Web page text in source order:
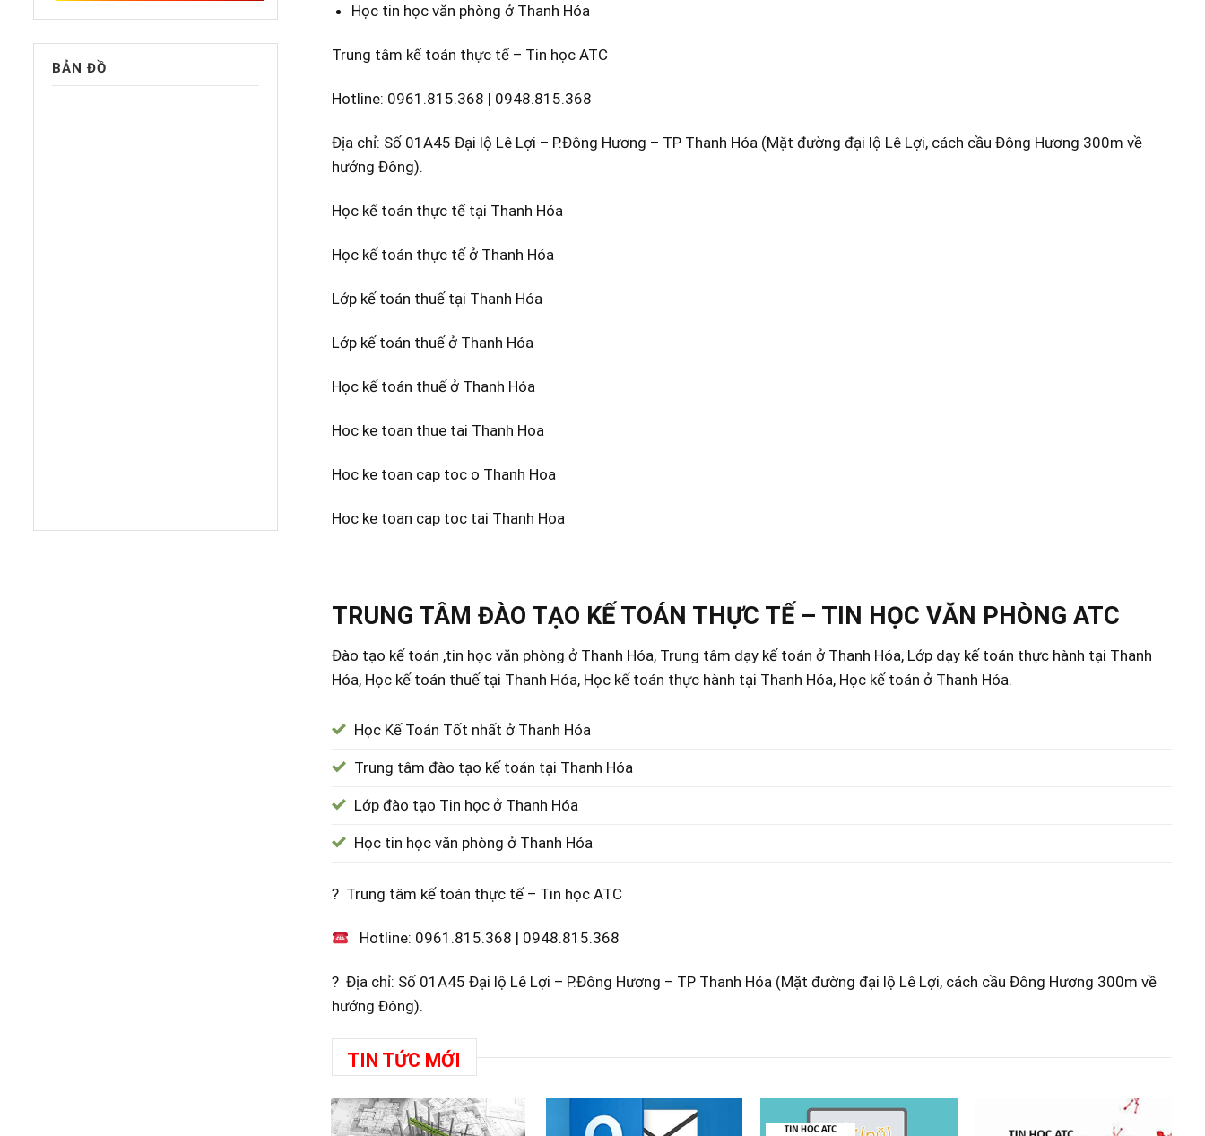
BẢN ĐỒ
Học tin học văn phòng ở Thanh Hóa
Trung tâm kế toán thực tế – Tin học ATC
Hotline: 0961.815.368 | 0948.815.368
Địa chỉ: Số 01A45 Đại lộ Lê Lợi – P.Đông Hương – TP Thanh Hóa (Mặt đường đại lộ Lê Lợi, cách cầu Đông Hương 300m về
hướng Đông).
Học kế toán thực tế tại Thanh Hóa
Học kế toán thực tế ở Thanh Hóa
Lớp kế toán thuế tại Thanh Hóa
Lớp kế toán thuế ở Thanh Hóa
Học kế toán thuế ở Thanh Hóa
Hoc ke toan thue tai Thanh Hoa
Hoc ke toan cap toc o Thanh Hoa
Hoc ke toan cap toc tai Thanh Hoa
TRUNG TÂM ĐÀO TẠO KẾ TOÁN THỰC TẾ – TIN HỌC VĂN PHÒNG ATC
Đào tạo kế toán ,tin học văn phòng ở Thanh Hóa, Trung tâm dạy kế toán ở Thanh Hóa, Lớp dạy kế toán thực hành tại Thanh
Hóa, Học kế toán thuế tại Thanh Hóa, Học kế toán thực hành tại Thanh Hóa, Học kế toán ở Thanh Hóa.
Học Kế Toán Tốt nhất ở Thanh Hóa
Trung tâm đào tạo kế toán tại Thanh Hóa
Lớp đào tạo Tin học ở Thanh Hóa
Học tin học văn phòng ở Thanh Hóa
? Trung tâm kế toán thực tế – Tin học ATC
Hotline: 0961.815.368 | 0948.815.368
? Địa chỉ: Số 01A45 Đại lộ Lê Lợi – P.Đông Hương – TP Thanh Hóa (Mặt đường đại lộ Lê Lợi, cách cầu Đông Hương 300m về
hướng Đông).
TIN TỨC MỚI